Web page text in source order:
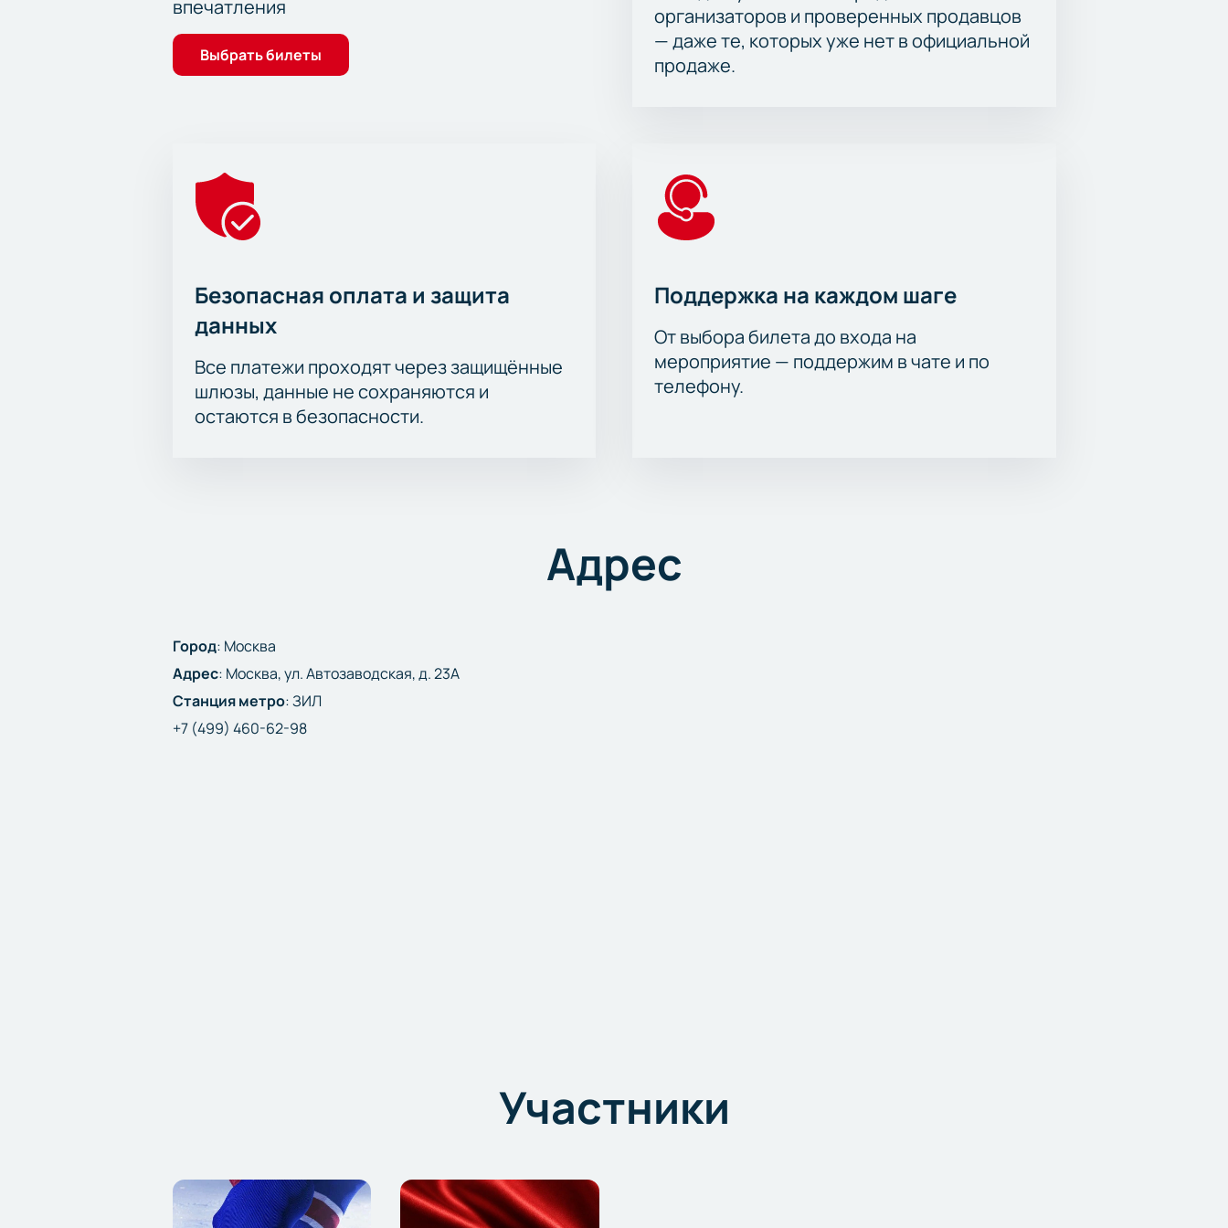
впечатления
Выбрать билеты
организаторов и проверенных продавцов
— даже те, которых уже нет в официальной
продаже.
Безопасная оплата и защита
данных
Все платежи проходят через защищённые
шлюзы, данные не сохраняются и
остаются в безопасности.
Поддержка на каждом шаге
От выбора билета до входа на
мероприятие — поддержим в чате и по
телефону.
Адрес
Город: Москва
Адрес: Москва, ул. Автозаводская, д. 23А
Станция метро:ЗИЛ
+7 (499) 460-62-98
Участники